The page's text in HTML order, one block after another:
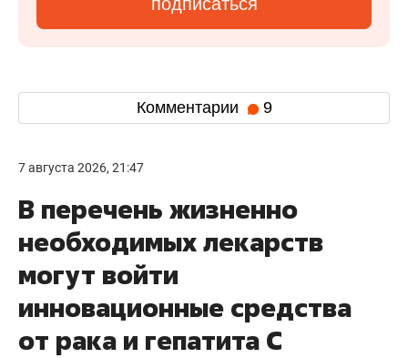
Комментарии 9
7 августа 2026, 21:47
В перечень жизненно
необходимых лекарств
могут войти
инновационные средства
от рака и гепатита С